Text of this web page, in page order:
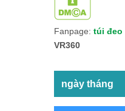
Fanpage: túi đeo
VR360
ngày tháng